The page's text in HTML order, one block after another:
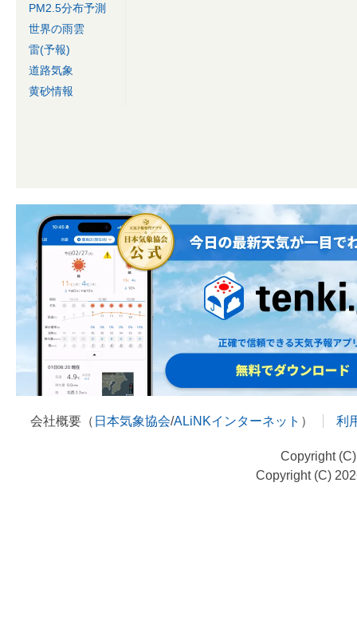
PM2.5分布予測
世界の雨雲
雷(予報)
道路気象
黄砂情報
会社概要（ 日本気象協会/ALiNKインターネット ） 利
Copyright
Copyright (C)